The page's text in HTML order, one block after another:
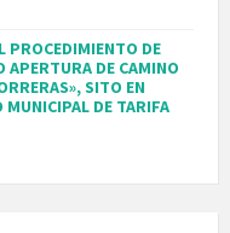
PROCEDIMIENTO DE
APERTURA DE CAMINO
SITO EN
DE TARIFA